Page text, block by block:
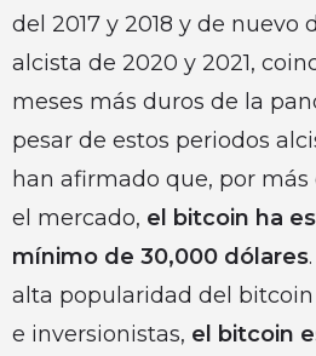
del 2017 y 2018 y de nuevo
alcista de 2020 y 2021,
meses más duros de la
pesar de estos periodos
han afirmado que, por
el mercado, el bitcoin ha
mínimo de 30,000 dólares
alta popularidad del
e inversionistas, el bitcoin